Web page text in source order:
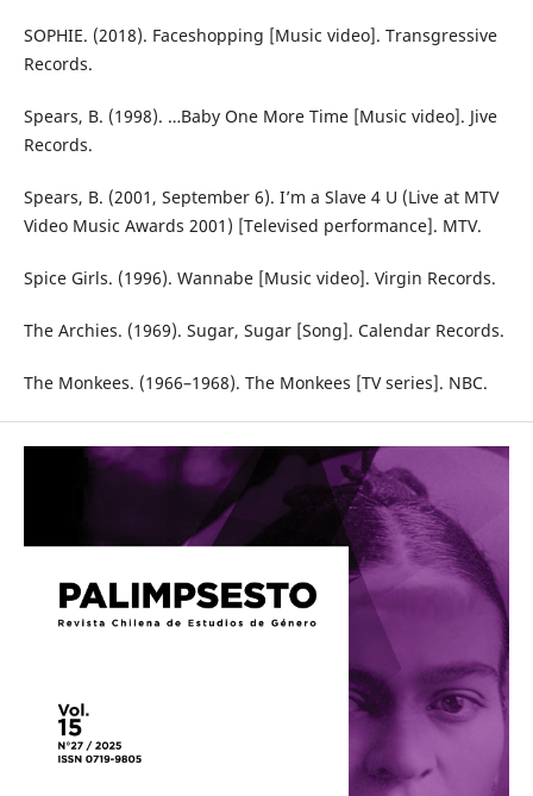
SOPHIE. (2018). Faceshopping [Music video]. Transgressive
Records.
Spears, B. (1998). …Baby One More Time [Music video]. Jive
Records.
Spears, B. (2001, September 6). I’m a Slave 4 U (Live at MTV
Video Music Awards 2001) [Televised performance]. MTV.
Spice Girls. (1996). Wannabe [Music video]. Virgin Records.
The Archies. (1969). Sugar, Sugar [Song]. Calendar Records.
The Monkees. (1966–1968). The Monkees [TV series]. NBC.